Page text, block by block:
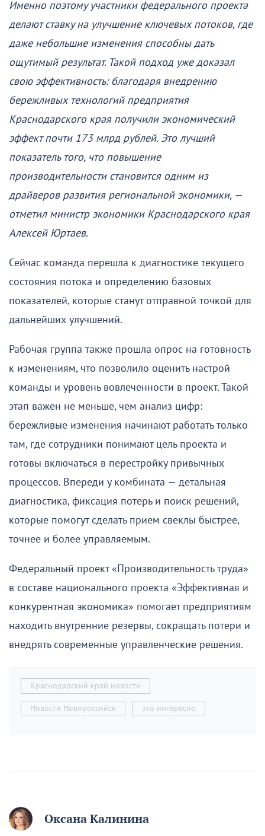
Именно поэтому участники федерального проекта
делают ставку на улучшение ключевых потоков, где
даже небольшие изменения способны дать
ощутимый результат. Такой подход уже доказал
свою эффективность: благодаря внедрению
бережливых технологий предприятия
Краснодарского края получили экономический
эффект почти 173 млрд рублей. Это лучший
показатель того, что повышение
производительности становится одним из
драйверов развития региональной экономики, —
отметил министр экономики Краснодарского края
Алексей Юртаев.
Сейчас команда перешла к диагностике текущего
состояния потока и определению базовых
показателей, которые станут отправной точкой для
дальнейших улучшений.
Рабочая группа также прошла опрос на готовность
к изменениям, что позволило оценить настрой
команды и уровень вовлеченности в проект. Такой
этап важен не меньше, чем анализ цифр:
бережливые изменения начинают работать только
там, где сотрудники понимают цель проекта и
готовы включаться в перестройку привычных
процессов. Впереди у комбината — детальная
диагностика, фиксация потерь и поиск решений,
которые помогут сделать прием свеклы быстрее,
точнее и более управляемым.
Федеральный проект «Производительность труда»
в составе национального проекта «Эффективная и
конкурентная экономика» помогает предприятиям
находить внутренние резервы, сокращать потери и
внедрять современные управленческие решения.
Краснодарский край новости
Новости Новороссийск это интересно
Оксана Калинина